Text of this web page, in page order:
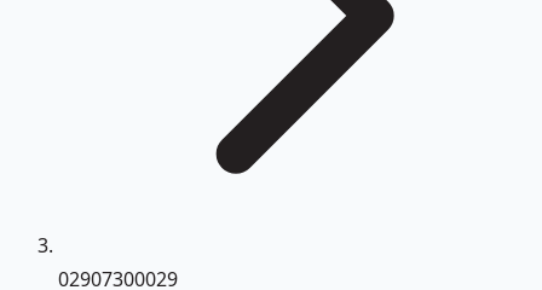
02907300029